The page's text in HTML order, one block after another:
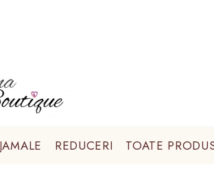
REDUCERI TOATE